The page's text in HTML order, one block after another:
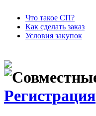
Что такое СП?
Как сделать заказ
Условия закупок
Регистрация